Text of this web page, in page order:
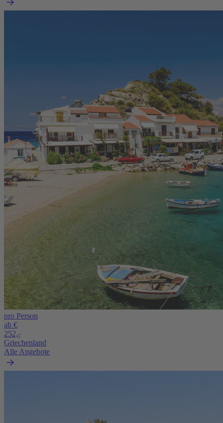
pro Person
ab €
252,-
Griechenland
Alle Angebote